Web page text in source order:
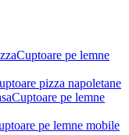
Cuptoare pe lemne
pizza napoletane
Cuptoare pe lemne
pe lemne mobile